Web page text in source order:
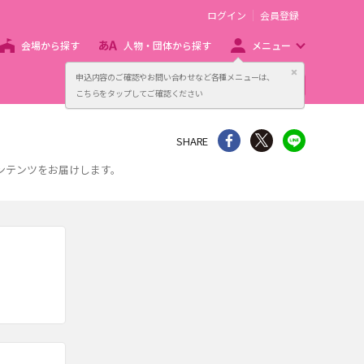
申込内容のご確認やお問い合わせなど各種メニューは、
こちらをタップしてご確認ください
閉じる
ログイン 会員登録
会場から探す 人物・団体から探す メニュー
主催者向け販売サービス
ンツをお届けします。
SHARE シェア Twitter